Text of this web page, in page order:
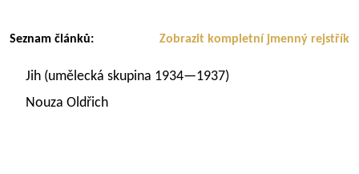
Zobrazit kompletní jmenný rejstřík
Seznam článků:
Jih (umělecká skupina 1934—1937)
Nouza Oldřich